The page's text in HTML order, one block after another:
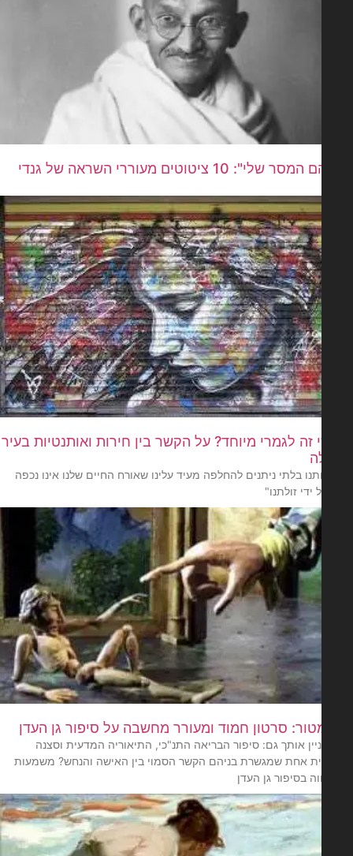
10 ציטוטים מעוררי השראה של גנדי
זה לגמרי מיוחד? על הקשר בין חירות ואותנטיות בעיר
בלתי ניתנים להחלפה מעיד עלינו שאורח החיים שלנו אינו נכפה
ידי זולתנו"
סרטון חמוד ומעורר מחשבה על סיפור גן העדן
אותך גם: סיפור הבריאה התנ"כי, התיאוריה המדעית וסצנה
אחת שמגשרת בניהם הקשר הסמוי בין האישה והנחש? משמעות
בסיפור גן העדן